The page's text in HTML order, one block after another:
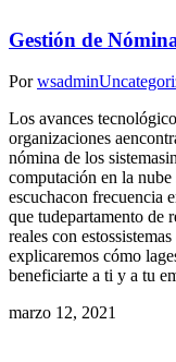
Gestión de
Por wsadmin
Los avances
organizaciones
nómina de los
computación en la
escuchacon frecuencia
que tudepartamento de
reales con
explicaremos cómo
beneficiarte a ti y a tu
marzo 12, 2021